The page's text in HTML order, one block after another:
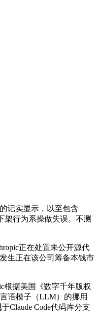
记实显示，以至包含
架行为系操做失误。不测
正在处置未公开源代
生正在该公司筹备本钱市
据美国《数字千年版权
语模子（LLM）的挪用
Claude Code代码库分支